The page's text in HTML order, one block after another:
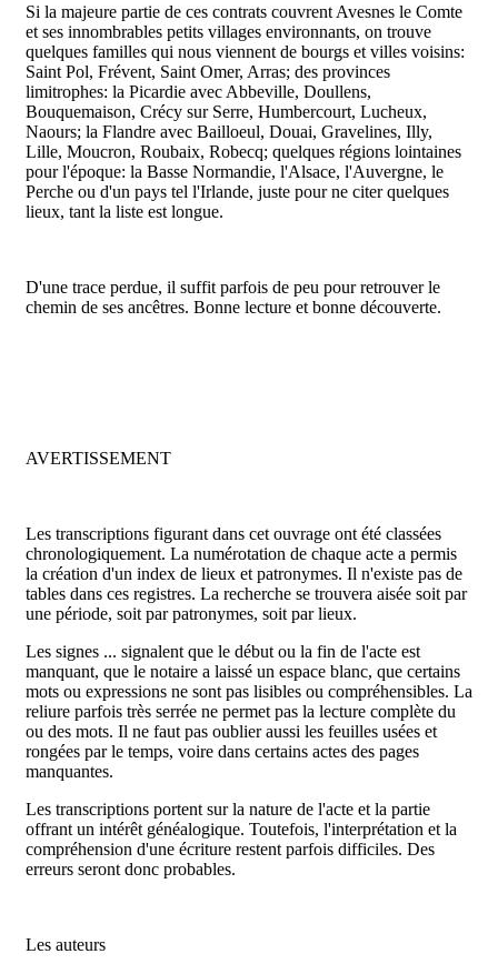
Si la majeure partie de ces contrats couvrent Avesnes le Comte
et ses innombrables petits villages environnants, on trouve
quelques familles qui nous viennent de bourgs et villes voisins:
Saint Pol, Frévent, Saint Omer, Arras; des provinces
limitrophes: la Picardie avec Abbeville, Doullens,
Bouquemaison, Crécy sur Serre, Humbercourt, Lucheux,
Naours; la Flandre avec Bailloeul, Douai, Gravelines, Illy,
Lille, Moucron, Roubaix, Robecq; quelques régions lointaines
pour l'époque: la Basse Normandie, l'Alsace, l'Auvergne, le
Perche ou d'un pays tel l'Irlande, juste pour ne citer quelques
lieux, tant la liste est longue.
D'une trace perdue, il suffit parfois de peu pour retrouver le
chemin de ses ancêtres. Bonne lecture et bonne découverte.
AVERTISSEMENT
Les transcriptions figurant dans cet ouvrage ont été classées
chronologiquement. La numérotation de chaque acte a permis
la création d'un index de lieux et patronymes. Il n'existe pas de
tables dans ces registres. La recherche se trouvera aisée soit par
une période, soit par patronymes, soit par lieux.
Les signes ... signalent que le début ou la fin de l'acte est
manquant, que le notaire a laissé un espace blanc, que certains
mots ou expressions ne sont pas lisibles ou compréhensibles. La
reliure parfois très serrée ne permet pas la lecture complète du
ou des mots. Il ne faut pas oublier aussi les feuilles usées et
rongées par le temps, voire dans certains actes des pages
manquantes.
Les transcriptions portent sur la nature de l'acte et la partie
offrant un intérêt généalogique. Toutefois, l'interprétation et la
compréhension d'une écriture restent parfois difficiles. Des
erreurs seront donc probables.
Les auteurs